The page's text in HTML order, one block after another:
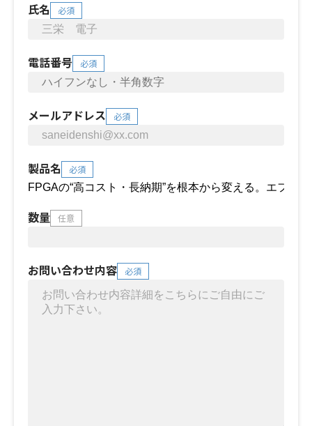
氏名 必須
電話番号 必須
メールアドレス 必須
製品名 必須
数量 任意
お問い合わせ内容 必須